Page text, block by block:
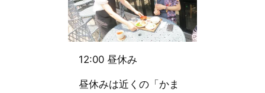
12:00 昼休み
昼休みは近くの「かま